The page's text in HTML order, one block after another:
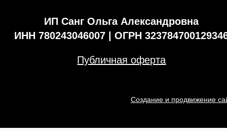
ИП Санг Ольга Александровна
ИНН 780243046007 | ОГРН
Публичная оферта
Создание и продвижение